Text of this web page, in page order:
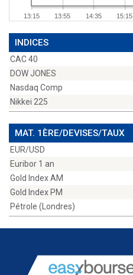
13:15 13:55 14:35 15:15
INDICES
CAC 40
DOW JONES
Nasdaq Comp
Nikkei 225
MAT. 1ÈRE/DEVISES/TAUX
EUR/USD
Euribor 1 an
Gold Index AM
Gold Index PM
Pétrole (Londres)